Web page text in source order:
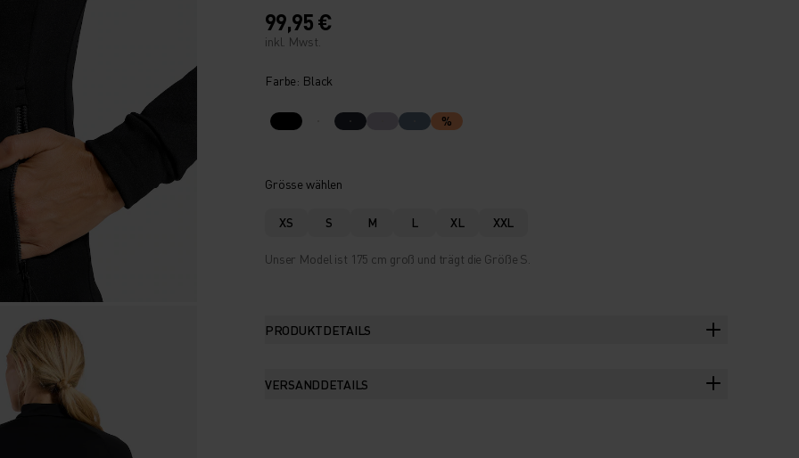
99,95 €
inkl. Mwst.
Farbe: Black
%
Grösse wählen
XS S M L XL XXL
Unser Model ist 175 cm groß und trägt die Größe S.
PRODUKTDETAILS
VERSANDDETAILS